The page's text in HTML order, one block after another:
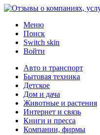
Меню
Поиск
Switch skin
Войти
Авто и транспорт
Бытовая техника
Детское
Дом и дача
Животные и растения
Интернет и связь
Книги и пресса
Компании, фирмы